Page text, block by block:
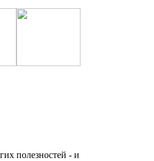
полезностей - и